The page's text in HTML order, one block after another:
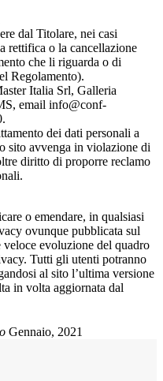
dal Titolare, nei casi
rettifica o la cancellazione
che li riguarda o di
Regolamento).
Italia Srl, Galleria
email info@conf-
dei dati personali a
sito avvenga in violazione di
diritto di proporre reclamo
o emendare, in qualsiasi
ovunque pubblicata sul
evoluzione del quadro
Tutti gli utenti potranno
al sito l’ultima versione
in volta aggiornata dal
Gennaio, 2021